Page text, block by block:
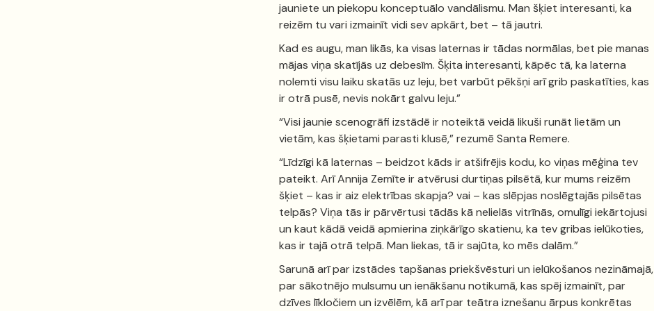
jauniete un piekopu konceptuālo vandālismu. Man šķiet interesanti, ka
reizēm tu vari izmainīt vidi sev apkārt, bet – tā jautri.
Kad es augu, man likās, ka visas laternas ir tādas normālas, bet pie manas
mājas viņa skatījās uz debesīm. Šķita interesanti, kāpēc tā, ka laterna
nolemti visu laiku skatās uz leju, bet varbūt pēkšņi arī grib paskatīties, kas
ir otrā pusē, nevis nokārt galvu leju.”
“Visi jaunie scenogrāfi izstādē ir noteiktā veidā likuši runāt lietām un
vietām, kas šķietami parasti klusē,” rezumē Santa Remere.
“Līdzīgi kā laternas – beidzot kāds ir atšifrējis kodu, ko viņas mēģina tev
pateikt. Arī Annija Zemīte ir atvērusi durtiņas pilsētā, kur mums reizēm
šķiet – kas ir aiz elektrības skapja? vai – kas slēpjas noslēgtajās pilsētas
telpās? Viņa tās ir pārvērtusi tādās kā nelielās vitrīnās, omulīgi iekārtojusi
un kaut kādā veidā apmierina ziņkārīgo skatienu, ka tev gribas ielūkoties,
kas ir tajā otrā telpā. Man liekas, tā ir sajūta, ko mēs dalām.”
Sarunā arī par izstādes tapšanas priekšvēsturi un ielūkošanos nezināmajā,
par sākotnējo mulsumu un ienākšanu notikumā, kas spēj izmainīt, par
dzīves līkločiem un izvēlēm, kā arī par teātra iznešanu ārpus konkrētas